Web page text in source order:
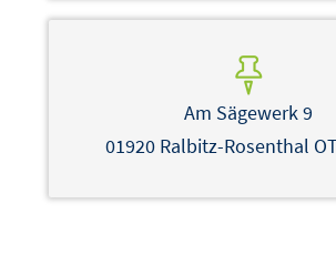
Am Sägewerk 9
01920 Ralbitz-Rosenthal